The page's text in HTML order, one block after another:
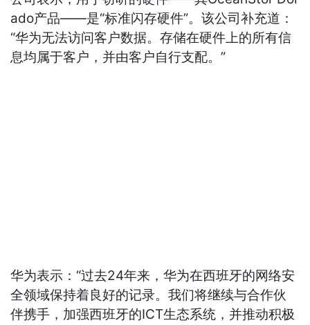
ado产品——是“标准闪存硬件”。该公司补充道：
“华为无法访问客户数据。存储在硬件上的所有信
息均属于客户，并由客户自行支配。”
华为表示：“过去24年来，华为在西班牙的网络安
全领域保持着良好的记录。我们将继续与合作伙
伴携手，加强西班牙的ICT生态系统，并推动积极